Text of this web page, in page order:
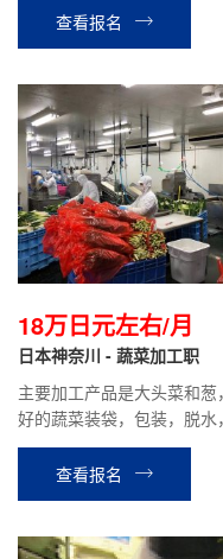
查看报名
18万日元左右/月
日本神奈川 - 蔬菜加工职
主要加工产品是大头菜和葱
好的蔬菜装袋，包装，脱水
货等工作，最好有工厂工作经
查看报名